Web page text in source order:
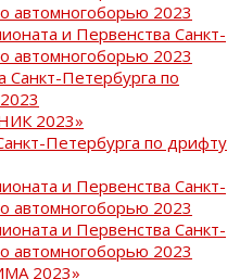
автомногоборью 2023
и Первенства Санкт-
автомногоборью 2023
Санкт-Петербурга по
2023»
Петербурга по дрифту
и Первенства Санкт-
автомногоборью 2023
и Первенства Санкт-
автомногоборью 2023
2023»